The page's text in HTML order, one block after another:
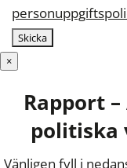
×
Rapport
politiska
Vänligen fyll i